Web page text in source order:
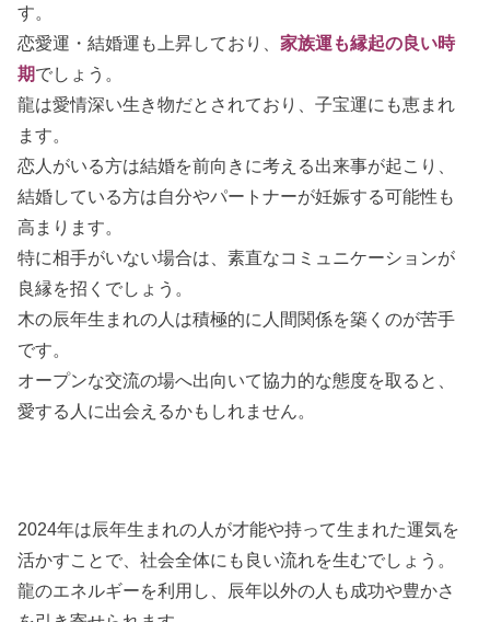
す。
恋愛運・結婚運も上昇しており、家族運も縁起の良い時
期でしょう。
龍は愛情深い生き物だとされており、子宝運にも恵まれ
ます。
恋人がいる方は結婚を前向きに考える出来事が起こり、
結婚している方は自分やパートナーが妊娠する可能性も
高まります。
特に相手がいない場合は、素直なコミュニケーションが
良縁を招くでしょう。
木の辰年生まれの人は積極的に人間関係を築くのが苦手
です。
オープンな交流の場へ出向いて協力的な態度を取ると、
愛する人に出会えるかもしれません。
2024年は辰年生まれの人が才能や持って生まれた運気を
活かすことで、社会全体にも良い流れを生むでしょう。
龍のエネルギーを利用し、辰年以外の人も成功や豊かさ